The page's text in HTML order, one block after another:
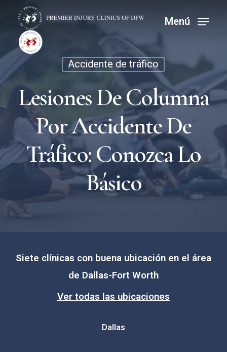
contenido
principal
Menú
Accidente de tráfico
Lesiones De Columna
Por Accidente De
Tráfico: Conozca Lo
Básico
Siete clínicas con buena ubicación en el área
de Dallas-Fort Worth
Ver todas las ubicaciones
Dallas